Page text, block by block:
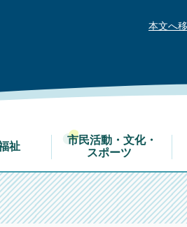
本文へ
祉
市民活動・文化・
スポーツ